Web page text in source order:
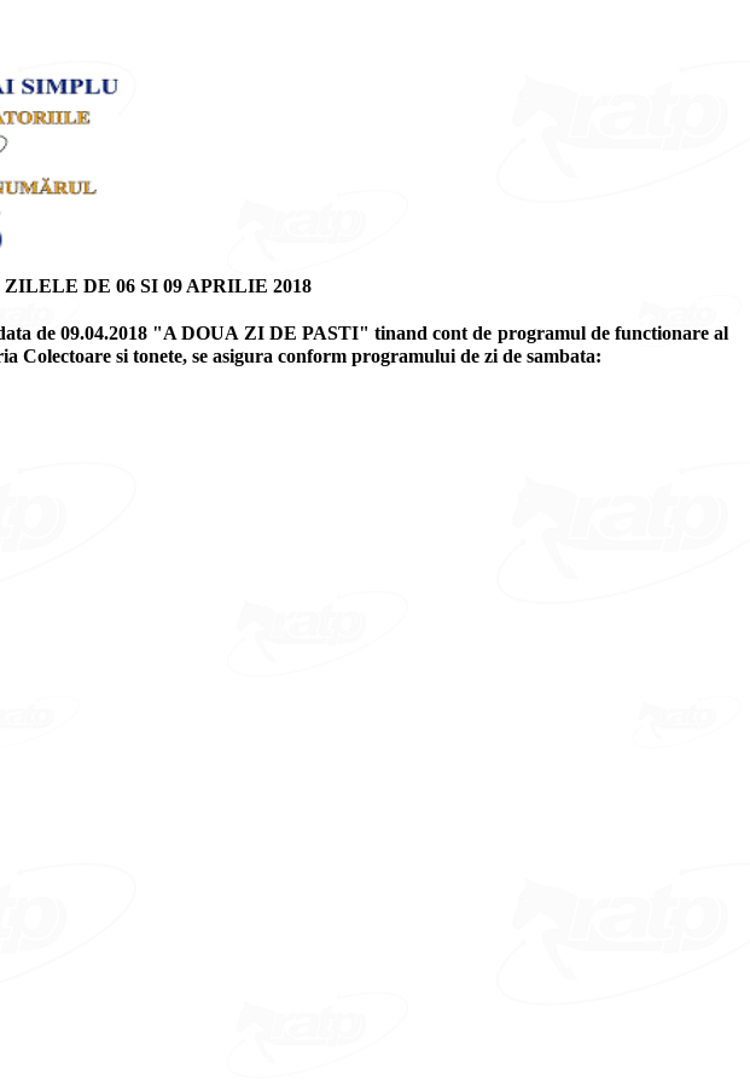
DE 06 SI 09 APRILIE 2018
de 09.04.2018 "A DOUA ZI DE PASTI" tinand cont de programul de functionare al
si tonete, se asigura conform programului de zi de sambata: